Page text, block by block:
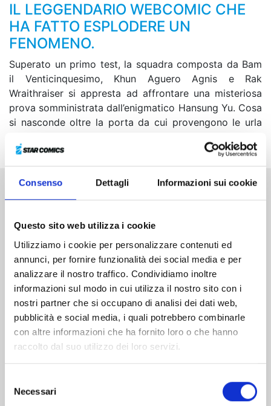
Consenso Dettagli Informazioni sui cookie
Questo sito web utilizza i cookie
Utilizziamo i cookie per personalizzare contenuti ed
annunci, per fornire funzionalità dei social media e per
analizzare il nostro traffico. Condividiamo inoltre
informazioni sul modo in cui utilizza il nostro sito con i
nostri partner che si occupano di analisi dei dati web,
pubblicità e social media, i quali potrebbero combinarle
con altre informazioni che ha fornito loro o che hanno
raccolto dal suo utilizzo dei loro servizi.
delNecessari
IL LEGGENDARIO WEBCOMIC CHE
HA FATTO ESPLODERE UN
FENOMENO.
Superato un primo test, la squadra composta da Bam
il Venticinquesimo, Khun Aguero Agnis e Rak
Wraithraiser si appresta ad affrontare una misteriosa
prova somministrata dall’enigmatico Hansung Yu. Cosa
si nasconde oltre la porta da cui provengono le urla
Altri volumi della serie